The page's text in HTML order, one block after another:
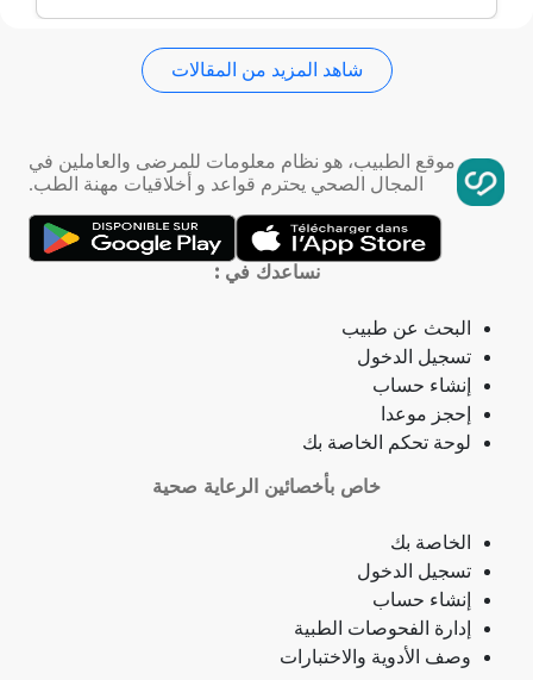
تمدد الأوعية الدموية
التهاب الحلق
ذبحة صدرية (مصطلح لاتيني)
فقدان الشهية
فقدان حاسة الشم
جمرة (أنثراكس)
لامبالاة
حبسة
شاهد المزيد من المقالات
موقع الطبيب، هو نظام معلومات للمرضى والعاملين في
المجال الصحي يحترم قواعد و أخلاقيات مهنة الطب.
نساعدك في :
البحث عن طبيب
تسجيل الدخول
إنشاء حساب
إحجز موعدا
لوحة تحكم الخاصة بك
خاص بأخصائين الرعاية صحية
الخاصة بك
تسجيل الدخول
إنشاء حساب
إدارة الفحوصات الطبية
وصف الأدوية والاختبارات